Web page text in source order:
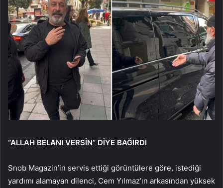
“ALLAH BELANI VERSİN” DİYE BAĞIRDI
Snob Magazin’in servis ettiği görüntülere göre, istediği
yardımı alamayan dilenci, Cem Yılmaz’ın arkasından yüksek